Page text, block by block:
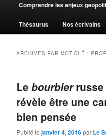
Comprendre les enjeux
Thésaurus Nos écrivains
ARCHIVES PAR MOT-CLÉ :
Lebourbierrusse
révèle être une
bien pensée
Publié lejanvier 4, 2016par Le